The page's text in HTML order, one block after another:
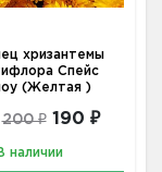
хризантемы
Спейс
(Желтая )
200 ₽ 190 ₽
наличии